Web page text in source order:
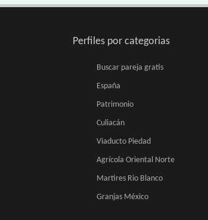
Perfiles por categorias
Buscar pareja gratis
España
Patrimonio
Culiacán
Viaducto Piedad
Agrícola Oriental Norte
Martires Rio Blanco
Granjas México